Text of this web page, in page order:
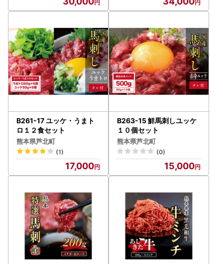
B261-17 ユッケ・うまト
ロ１２食セット
熊本県芦北町
(1)
17,000
B263-15 鮮馬刺しユッケ
１０個セット
熊本県芦北町
(0)
15,000